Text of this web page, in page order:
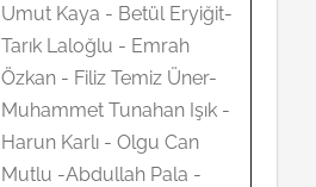
Umut Kaya - Betül Eryiğit-
Tarık Laloğlu - Emrah
Özkan - Filiz Temiz Üner-
Muhammet Tunahan Işık -
Harun Karlı - Olgu Can
Mutlu -Abdullah Pala -